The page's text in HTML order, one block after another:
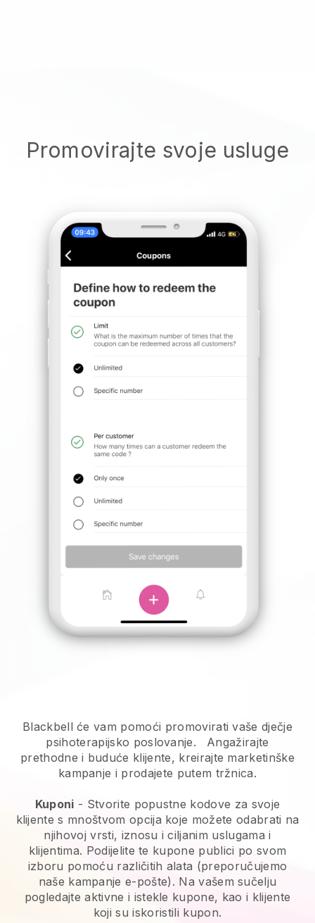
Promovirajte svoje usluge
Blackbell će vam pomoći promovirati vaše dječje
psihoterapijsko poslovanje.
Angažirajte
prethodne i buduće klijente, kreirajte marketinške
kampanje i prodajete putem tržnica.
Kuponi - Stvorite popustne kodove za svoje
klijente s mnoštvom opcija koje možete odabrati na
njihovoj vrsti, iznosu i ciljanim uslugama i
klijentima. Podijelite te kupone publici po svom
izboru pomoću različitih alata (preporučujemo
naše kampanje e-pošte). Na vašem sučelju
pogledajte aktivne i istekle kupone, kao i klijente
koji su iskoristili kupon.